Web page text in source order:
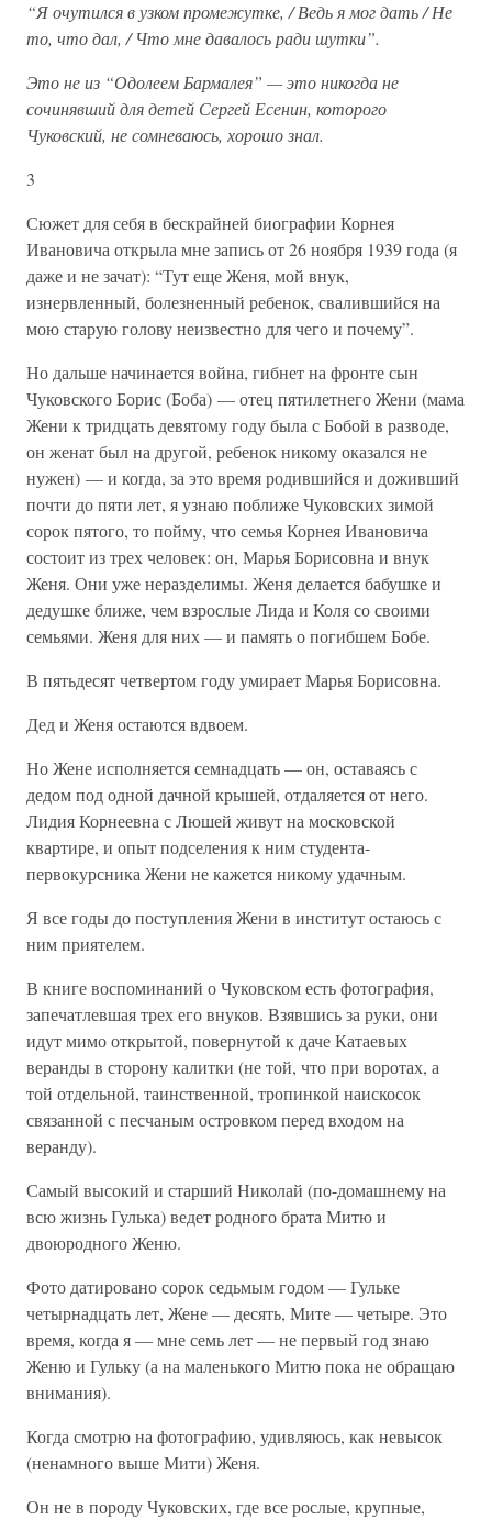
“Я очутился в узком промежутке, / Ведь я мог дать / Не
то, что дал, / Что мне давалось ради шутки”.
Это не из “Одолеем Бармалея” — это никогда не
сочинявший для детей Сергей Есенин, которого
Чуковский, не сомневаюсь, хорошо знал.
3
Сюжет для себя в бескрайней биографии Корнея
Ивановича открыла мне запись от 26 ноября 1939 года (я
даже и не зачат): “Тут еще Женя, мой внук,
изнервленный, болезненный ребенок, свалившийся на
мою старую голову неизвестно для чего и почему”.
Но дальше начинается война, гибнет на фронте сын
Чуковского Борис (Боба) — отец пятилетнего Жени (мама
Жени к тридцать девятому году была с Бобой в разводе,
он женат был на другой, ребенок никому оказался не
нужен) — и когда, за это время родившийся и доживший
почти до пяти лет, я узнаю поближе Чуковских зимой
сорок пятого, то пойму, что семья Корнея Ивановича
состоит из трех человек: он, Марья Борисовна и внук
Женя. Они уже неразделимы. Женя делается бабушке и
дедушке ближе, чем взрослые Лида и Коля со своими
семьями. Женя для них — и память о погибшем Бобе.
В пятьдесят четвертом году умирает Марья Борисовна.
Дед и Женя остаются вдвоем.
Но Жене исполняется семнадцать — он, оставаясь с
дедом под одной дачной крышей, отдаляется от него.
Лидия Корнеевна с Люшей живут на московской
квартире, и опыт подселения к ним студента-
первокурсника Жени не кажется никому удачным.
Я все годы до поступления Жени в институт остаюсь с
ним приятелем.
В книге воспоминаний о Чуковском есть фотография,
запечатлевшая трех его внуков. Взявшись за руки, они
идут мимо открытой, повернутой к даче Катаевых
веранды в сторону калитки (не той, что при воротах, а
той отдельной, таинственной, тропинкой наискосок
связанной с песчаным островком перед входом на
веранду).
Самый высокий и старший Николай (по-домашнему на
всю жизнь Гулька) ведет родного брата Митю и
двоюродного Женю.
Фото датировано сорок седьмым годом — Гульке
четырнадцать лет, Жене — десять, Мите — четыре. Это
время, когда я — мне семь лет — не первый год знаю
Женю и Гульку (а на маленького Митю пока не обращаю
внимания).
Когда смотрю на фотографию, удивляюсь, как невысок
(ненамного выше Мити) Женя.
Он не в породу Чуковских, где все рослые, крупные,